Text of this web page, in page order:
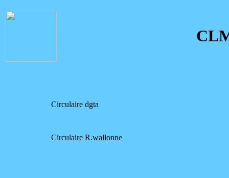
Circulaire dgta
Circulaire R.wallonne